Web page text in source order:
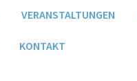
VERANSTALTUNGEN
KONTAKT